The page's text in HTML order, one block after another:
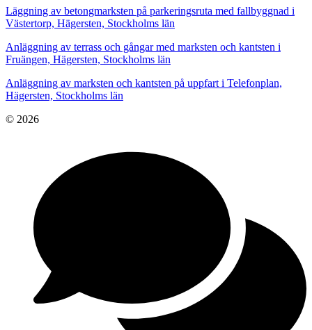
Läggning av betongmarksten på parkeringsruta med fallbyggnad i
Västertorp, Hägersten, Stockholms län
Anläggning av terrass och gångar med marksten och kantsten i
Fruängen, Hägersten, Stockholms län
Anläggning av marksten och kantsten på uppfart i Telefonplan,
Hägersten, Stockholms län
© 2026